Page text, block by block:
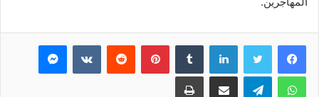
فيسبوك تويتر لينكدإن بينتيريست ماسنجر
واتساب تيلقرام مشاركة عبر البريد طباعة